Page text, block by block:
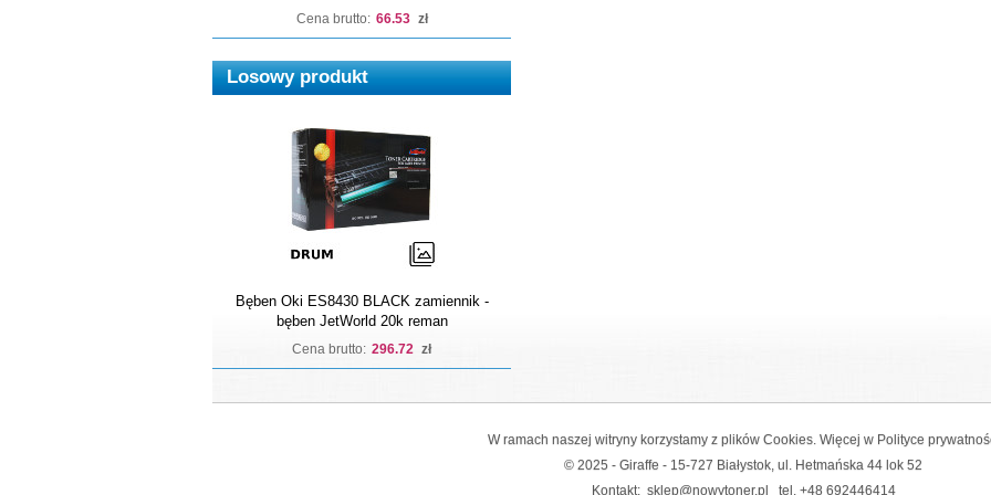
Cena brutto: 66.53 zł
Losowy produkt
Bęben Oki ES8430 BLACK zamiennik -
bęben JetWorld 20k reman
Cena brutto: 296.72 zł
W ramach naszej witryny korzystamy z plików Cookies. Więcej w Polityce
© 2025 - Giraffe - 15-727 Białystok, ul. Hetmańska 44 lok 52
Kontakt: sklep@nowytoner.pl tel. +48 692446414